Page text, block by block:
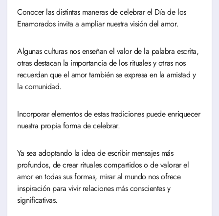
Conocer las distintas maneras de celebrar el Día de los
Enamorados invita a ampliar nuestra visión del amor.
Algunas culturas nos enseñan el valor de la palabra escrita,
otras destacan la importancia de los rituales y otras nos
recuerdan que el amor también se expresa en la amistad y
la comunidad.
Incorporar elementos de estas tradiciones puede enriquecer
nuestra propia forma de celebrar.
Ya sea adoptando la idea de escribir mensajes más
profundos, de crear rituales compartidos o de valorar el
amor en todas sus formas, mirar al mundo nos ofrece
inspiración para vivir relaciones más conscientes y
significativas.